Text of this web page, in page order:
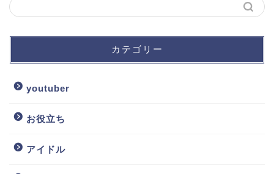
カテゴリー
youtuber
お役立ち
アイドル